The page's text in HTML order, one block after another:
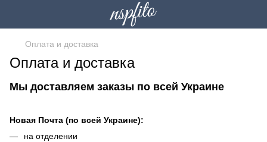
Оплата и доставка
Оплата и доставка
Мы доставляем заказы по всей Украине
Новая Почта (по всей Украине):
на отделении